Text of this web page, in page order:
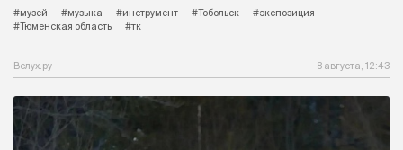
#музей
#музыка #инструмент #Тобольск
#экспозиция
#Тюменская область
#тк
Вслух.ру 8 августа, 12:43